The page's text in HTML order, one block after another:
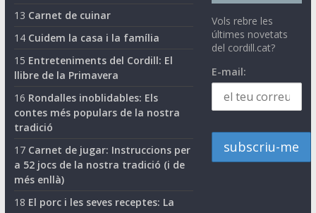
13 Carnet de cuinar
14 Cuidem la casa i la família
15 Entreteniments del Cordill: El
llibre de la Primavera
16 Rondalles inoblidables: Els
contes més populars de la nostra
tradició
17 Carnet de jugar: Instruccions per
a 52 jocs de la nostra tradició (i de
més enllà)
18 El porc i les seves receptes: La
Vols rebre les
últimes novetats
del cordill.cat?
E-mail: